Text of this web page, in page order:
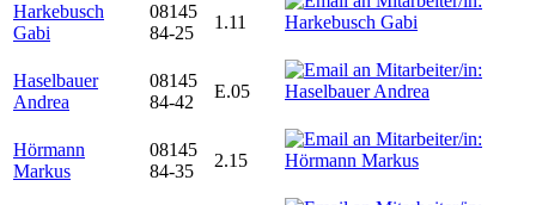
Harkebusch
Gabi
08145
84-25
1.11
Haselbauer
Andrea
08145
84-42
E.05
Hörmann
Markus
08145
84-35
2.15